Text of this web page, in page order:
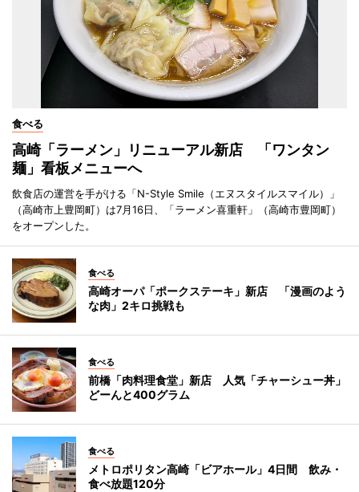
食べる
高崎「ラーメン」リニューアル新店 「ワンタン
麺」看板メニューへ
飲食店の運営を手がける「N-Style Smile（エヌスタイルスマイル）」
（高崎市上豊岡町）は7月16日、「ラーメン喜重軒」（高崎市豊岡町）
をオープンした。
食べる
高崎オーパ「ポークステーキ」新店 「漫画のよう
な肉」2キロ挑戦も
食べる
前橋「肉料理食堂」新店 人気「チャーシュー丼」
どーんと400グラム
食べる
メトロポリタン高崎「ビアホール」4日間 飲み・
食べ放題120分